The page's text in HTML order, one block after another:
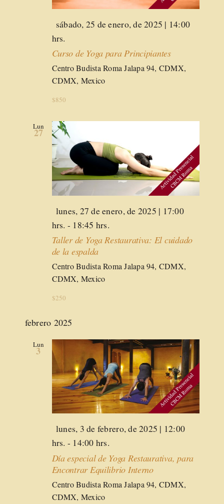
Destacado
sábado, 25 de enero, de 2025 | 14:00
hrs.
Curso de Yoga para Principiantes
Centro Budista RomaJalapa 94, CDMX,
CDMX, Mexico
$850
Lun
27
Destacado
lunes, 27 de enero, de 2025 | 17:00
hrs. - 18:45 hrs.
Taller de Yoga Restaurativa: El cuidado
de la espalda
Centro Budista RomaJalapa 94, CDMX,
CDMX, Mexico
$250
febrero 2025
Lun
3
Destacado
lunes, 3 de febrero, de 2025 | 12:00
hrs. - 14:00 hrs.
Día especial de Yoga Restaurativa, para
Encontrar Equilibrio Interno
Centro Budista RomaJalapa 94, CDMX,
CDMX, Mexico